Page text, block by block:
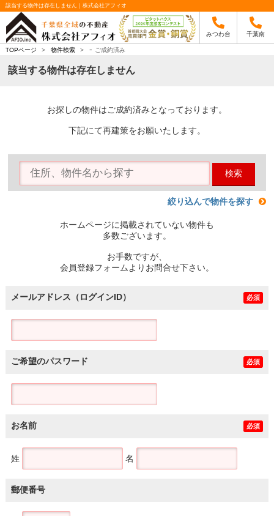
該当する物件は存在しません｜株式会社アフィオ
みつわ台 千葉南
TOPページ > 物件検索 > - ご成約済み
該当する物件は存在しません
お探しの物件はご成約済みとなっております。
下記にて再建策をお願いたします。
検索
絞り込んで物件を探す
ホームページに掲載されていない物件も
多数ございます。
お手数ですが、
会員登録フォームよりお問合せ下さい。
メールアドレス（ログインID） 必須
ご希望のパスワード 必須
お名前 必須
姓 名
郵便番号